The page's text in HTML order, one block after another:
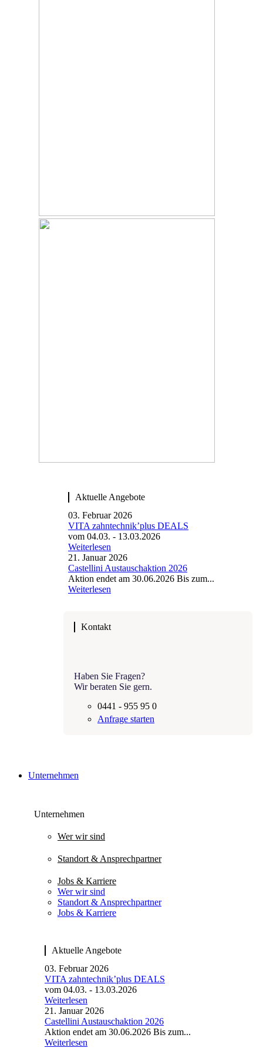
Aktuelle Angebote
03. Februar 2026
VITA zahntechnik’plus DEALS
vom 04.03. - 13.03.2026
Weiterlesen
21. Januar 2026
Castellini Austauschaktion 2026
Aktion endet am 30.06.2026 Bis zum...
Weiterlesen
Kontakt
Haben Sie Fragen?
Wir beraten Sie gern.
0441 - 955 95 0
Anfrage starten
Unternehmen
Unternehmen
Wer wir sind
Standort & Ansprechpartner
Jobs & Karriere
Wer wir sind
Standort & Ansprechpartner
Jobs & Karriere
Aktuelle Angebote
03. Februar 2026
VITA zahntechnik’plus DEALS
vom 04.03. - 13.03.2026
Weiterlesen
21. Januar 2026
Castellini Austauschaktion 2026
Aktion endet am 30.06.2026 Bis zum...
Weiterlesen